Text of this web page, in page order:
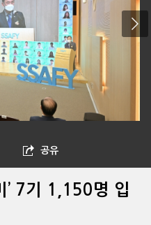
공유
’ 7기 1,150명 입